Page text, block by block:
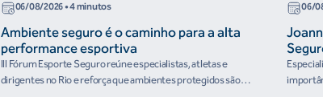
06/08/2026• 4 minutos
Ambiente seguro é o caminho para a alta
performance esportiva
III Fórum Esporte Seguro reúne especialistas, atletas e
dirigentes no Rio e reforça que ambientes protegidos são
06/